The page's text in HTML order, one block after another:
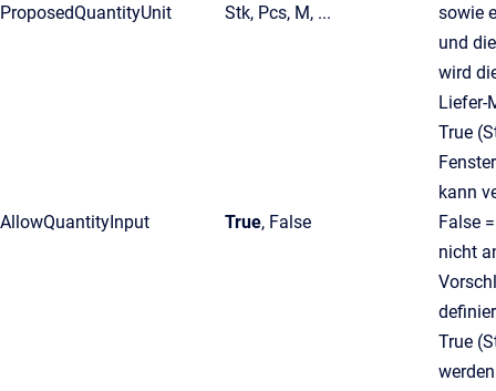
ProposedQuantityUnit Stk, Pcs, M, ...
sowie
und
wird
Liefer-
AllowQuantityInput True, False
True
kann
False
nicht
True